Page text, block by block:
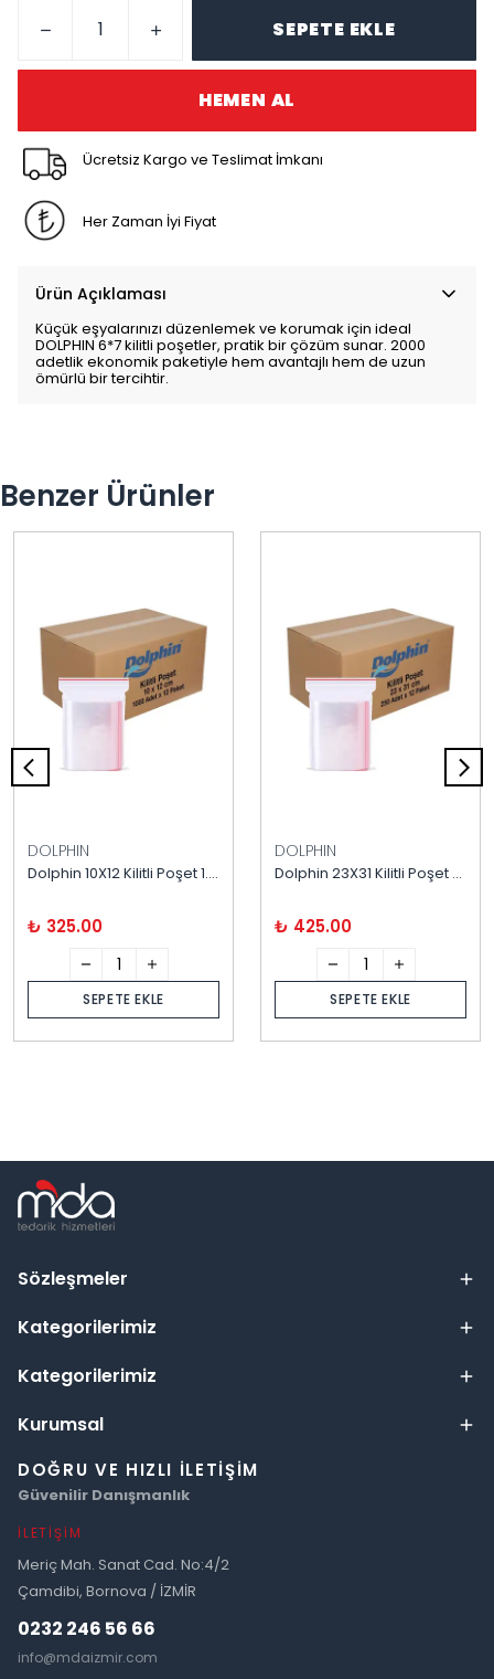
SEPETE EKLE
HEMEN AL
Ücretsiz Kargo ve Teslimat İmkanı
Her Zaman İyi Fiyat
Ürün Açıklaması
Küçük eşyalarınızı düzenlemek ve korumak için ideal
DOLPHIN 6*7 kilitli poşetler, pratik bir çözüm sunar. 2000
adetlik ekonomik paketiyle hem avantajlı hem de uzun
ömürlü bir tercihtir.
Benzer Ürünler
DOLPHIN
Dolphin 10X12 Kilitli Poşet 1.000'li
₺ 325.00
SEPETE EKLE
DOLPHIN
Dolphin 23X31 Kilitli Poşet 250'li
₺ 425.00
SEPETE EKLE
Sözleşmeler
Kategorilerimiz
Kategorilerimiz
Kurumsal
DOĞRU VE HIZLI İLETIŞIM
Güvenilir Danışmanlık
İLETIŞIM
Meriç Mah. Sanat Cad. No:4/2
Çamdibi, Bornova / İZMİR
0232 246 56 66
info@mdaizmir.com